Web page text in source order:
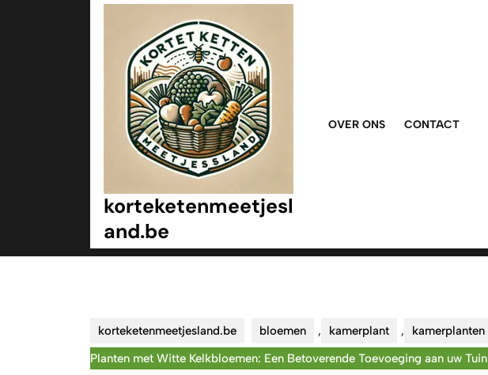
korteketenmeetjesl
and.be
OVER ONS CONTACT
korteketenmeetjesland.be bloemen , kamerplant , kamerplanten
Planten met Witte Kelkbloemen: Een Betoverende Toevoeging aan uw Tuin